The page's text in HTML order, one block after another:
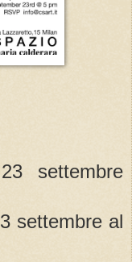
settembre
settembre al